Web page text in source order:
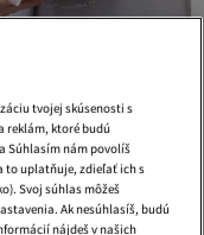
4. najpredávanejšie
Zlatá večerná kabelka
zdarma
tvojej skúsenosti s
reklám, ktoré budú
Súhlasím nám povolíš
to uplatňuje, zdieľať ich s
Svoj súhlas môžeš
Ak nesúhlasíš, budú
nájdeš v našich